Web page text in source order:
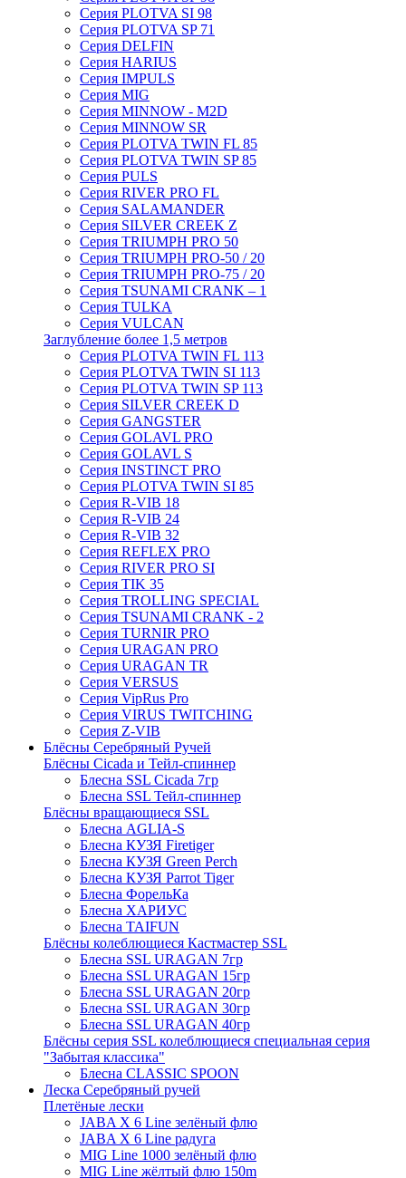
Серия PLOTVA SI 98
Серия PLOTVA SP 71
Серия DELFIN
Серия HARIUS
Серия IMPULS
Серия MIG
Серия MINNOW - M2D
Серия MINNOW SR
Серия PLOTVA TWIN FL 85
Серия PLOTVA TWIN SP 85
Серия PULS
Серия RIVER PRO FL
Серия SALAMANDER
Серия SILVER CREEK Z
Серия TRIUMPH PRO 50
Серия TRIUMPH PRO-50 / 20
Серия TRIUMPH PRO-75 / 20
Серия TSUNAMI CRANK – 1
Серия TULKA
Серия VULCAN
Заглубление более 1,5 метров
Серия PLOTVA TWIN FL 113
Серия PLOTVA TWIN SI 113
Серия PLOTVA TWIN SP 113
Серия SILVER CREEK D
Серия GANGSTER
Серия GOLAVL PRO
Серия GOLAVL S
Серия INSTINCT PRO
Серия PLOTVA TWIN SI 85
Серия R-VIB 18
Серия R-VIB 24
Серия R-VIB 32
Серия REFLEX PRO
Серия RIVER PRO SI
Серия TIK 35
Серия TROLLING SPECIAL
Серия TSUNAMI CRANK - 2
Серия TURNIR PRO
Серия URAGAN PRO
Серия URAGAN TR
Серия VERSUS
Серия VipRus Pro
Серия VIRUS TWITCHING
Серия Z-VIB
Блёсны Серебряный Ручей
Блёсны Cicada и Тейл-спиннер
Блесна SSL Cicada 7гр
Блесна SSL Тейл-спиннер
Блёсны вращающиеся SSL
Блесна AGLIA-S
Блесна КУЗЯ Firetiger
Блесна КУЗЯ Green Perch
Блесна КУЗЯ Parrot Tiger
Блесна ФорельКа
Блесна ХАРИУС
Блесна TAIFUN
Блёсны колеблющиеся Кастмастер SSL
Блесна SSL URAGAN 7гр
Блесна SSL URAGAN 15гр
Блесна SSL URAGAN 20гр
Блесна SSL URAGAN 30гр
Блесна SSL URAGAN 40гр
Блёсны серия SSL колеблющиеся специальная серия
"Забытая классика"
Блесна CLASSIC SPOON
Леска Серебряный ручей
Плетёные лески
JABA X 6 Line зелёный флю
JABA X 6 Line радуга
MIG Line 1000 зелёный флю
MIG Line жёлтый флю 150m